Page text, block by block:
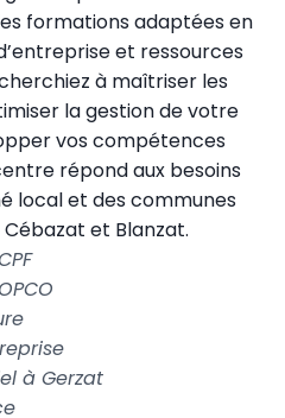
formations adaptées en
et ressources
à maîtriser les
la gestion de votre
vos compétences
répond aux besoins
local et des communes
et Blanzat.
à Gerzat